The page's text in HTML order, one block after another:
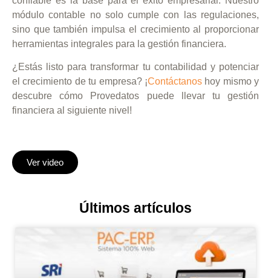
módulo contable no solo cumple con las regulaciones,
sino que también impulsa el crecimiento al proporcionar
herramientas integrales para la gestión financiera.
¿Estás listo para transformar tu contabilidad y potenciar
el crecimiento de tu empresa? ¡Contáctanos hoy mismo y
descubre cómo Provedatos puede llevar tu gestión
financiera al siguiente nivel!
Ver video
Últimos artículos